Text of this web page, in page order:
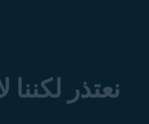
نعتذر لكننا